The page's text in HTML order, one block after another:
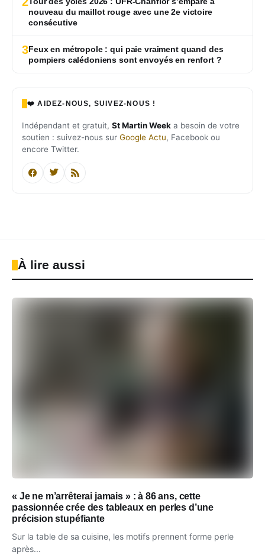
nouveau du maillot rouge avec une 2e victoire
consécutive
3Feux en métropole : qui paie vraiment quand des
pompiers calédoniens sont envoyés en renfort ?
❤️ AIDEZ-NOUS, SUIVEZ-NOUS !
Indépendant et gratuit, St Martin Week a besoin de votre
soutien : suivez-nous sur Google Actu, Facebook ou
encore Twitter.
À lire aussi
« Je ne m’arrêterai jamais » : à 86 ans, cette
passionnée crée des tableaux en perles d’une
précision stupéfiante
Sur la table de sa cuisine, les motifs prennent forme perle
après...